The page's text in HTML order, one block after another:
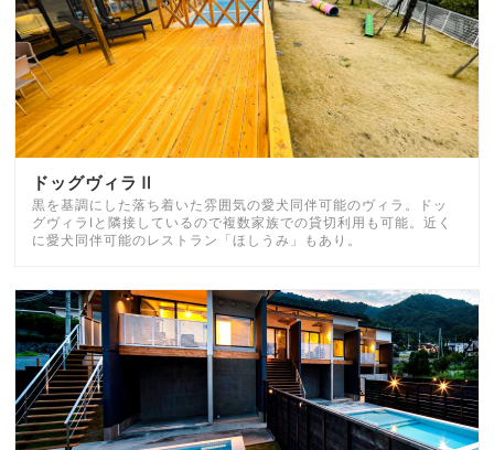
ドッグヴィラⅡ
黒を基調にした落ち着いた雰囲気の愛犬同伴可能のヴィラ。ドッ
グヴィラⅠと隣接しているので複数家族での貸切利用も可能。近く
に愛犬同伴可能のレストラン「ほしうみ」もあり。